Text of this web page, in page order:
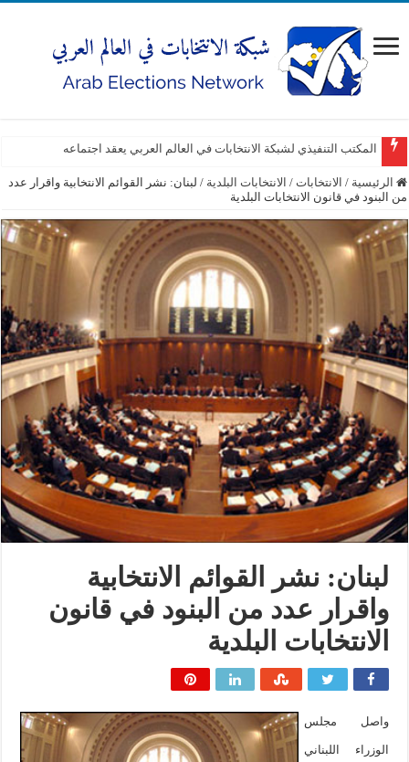
المكتب التنفيذي لشبكة الانتخابات في العالم العربي يعقد اجتماعه
الرئيسية / الانتخابات / الانتخابات البلدية / لبنان: نشر القوائم الانتخابية واقرار عدد
من البنود في قانون الانتخابات البلدية
لبنان: نشر القوائم الانتخابية
واقرار عدد من البنود في قانون
الانتخابات البلدية
واصل مجلس
الوزراء اللبناني